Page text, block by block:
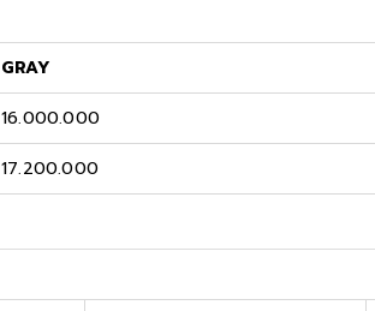
GRAY
16.000.000
17.200.000